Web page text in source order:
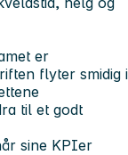
er
flyter smidig i
til et godt
sine KPIer